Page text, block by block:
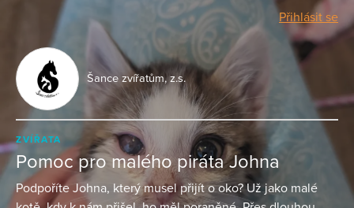
Přihlásit se
Šance zvířatům, z.s.
ZVÍŘATA
Pomoc pro malého piráta Johna
Podpoříte Johna, který musel přijít o oko? Už jako malé